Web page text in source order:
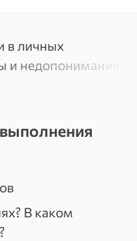
в личных
и недопонимания
человеком?
на работе с
восстановить
в
Аркана и 15
Аркана
В каком